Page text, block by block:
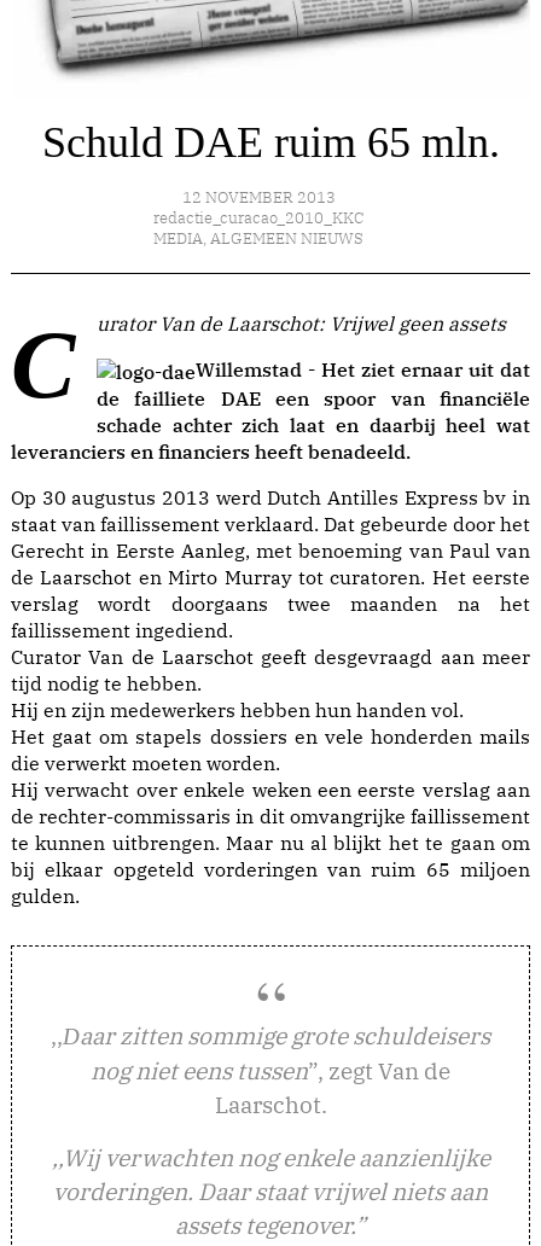
Schuld DAE ruim 65 mln.
12 NOVEMBER 2013
redactie_curacao_2010_KKC
MEDIA, ALGEMEEN NIEUWS
Curator Van de Laarschot: Vrijwel geen assets
Willemstad - Het ziet ernaar uit dat
de failliete DAE een spoor van financiële
schade achter zich laat en daarbij heel wat
leveranciers en financiers heeft benadeeld.
Op 30 augustus 2013 werd Dutch Antilles Express bv in
staat van faillissement verklaard. Dat gebeurde door het
Gerecht in Eerste Aanleg, met benoeming van Paul van
de Laarschot en Mirto Murray tot curatoren. Het eerste
verslag wordt doorgaans twee maanden na het
faillissement ingediend.
Curator Van de Laarschot geeft desgevraagd aan meer
tijd nodig te hebben.
Hij en zijn medewerkers hebben hun handen vol.
Het gaat om stapels dossiers en vele honderden mails
die verwerkt moeten worden.
Hij verwacht over enkele weken een eerste verslag aan
de rechter-commissaris in dit omvangrijke faillissement
te kunnen uitbrengen. Maar nu al blijkt het te gaan om
bij elkaar opgeteld vorderingen van ruim 65 miljoen
gulden.
,,Daar zitten sommige grote schuldeisers
nog niet eens tussen”, zegt Van de
Laarschot.
,,Wij verwachten nog enkele aanzienlijke
vorderingen. Daar staat vrijwel niets aan
assets tegenover.”